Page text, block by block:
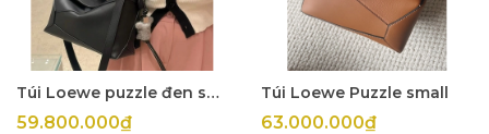
Túi Loewe puzzle đen small
59.800.000₫
Túi Loewe Puzzle small
63.000.000₫